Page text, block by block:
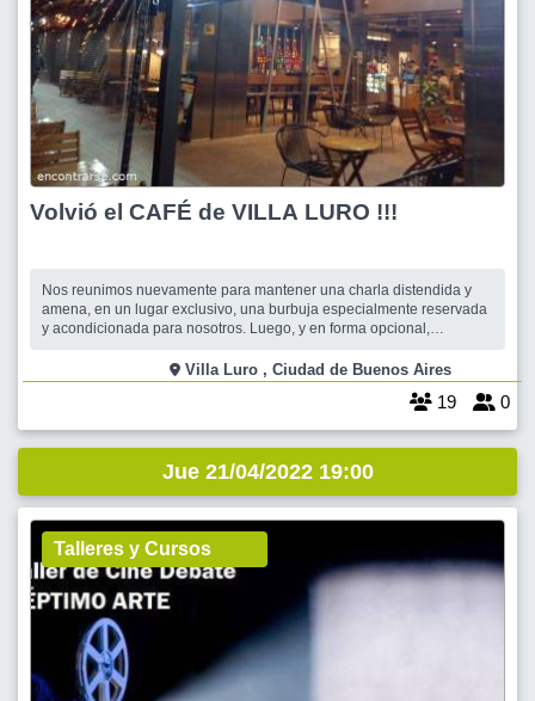
Volvió el CAFÉ de VILLA LURO !!!
Nos reunimos nuevamente para mantener una charla distendida y
amena, en un lugar exclusivo, una burbuja especialmente reservada
y acondicionada para nosotros. Luego, y en forma opcional,
que cada vez más, nos ofrece Villa Luro. No se suspende por mal
tiempo.
Villa Luro , Ciudad de Buenos Aires
19 0
Jue 21/04/2022 19:00
Talleres y Cursos